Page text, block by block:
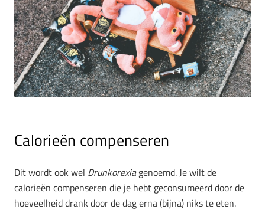
Calorieën compenseren
Dit wordt ook wel Drunkorexiagenoemd. Je wilt de
calorieën compenseren die je hebt geconsumeerd door de
hoeveelheid drank door de dag erna (bijna) niks te eten.